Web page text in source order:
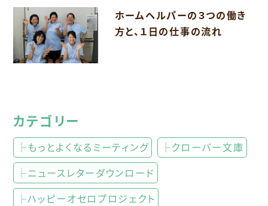
ホームヘルパーの３つの働き
方と、１日の仕事の流れ
カテゴリー
├もっとよくなるミーティング
├クローバー文庫
├ニュースレターダウンロード
├ハッピーオセロプロジェクト